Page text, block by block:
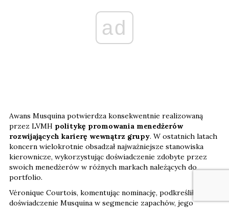
ad
Awans Musquina potwierdza konsekwentnie realizowaną
przez LVMH politykę promowania menedżerów
rozwijających karierę wewnątrz grupy. W ostatnich latach
koncern wielokrotnie obsadzał najważniejsze stanowiska
kierownicze, wykorzystując doświadczenie zdobyte przez
swoich menedżerów w różnych markach należących do
portfolio.
Véronique Courtois, komentując nominację, podkreśliła, że
doświadczenie Musquina w segmencie zapachów, jego